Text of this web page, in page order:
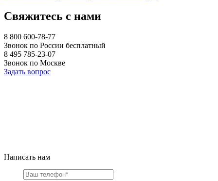
Свяжитесь с нами
8 800 600-78-77
Звонок по России бесплатный
8 495 785-23-07
Звонок по Москве
Задать вопрос
Написать нам